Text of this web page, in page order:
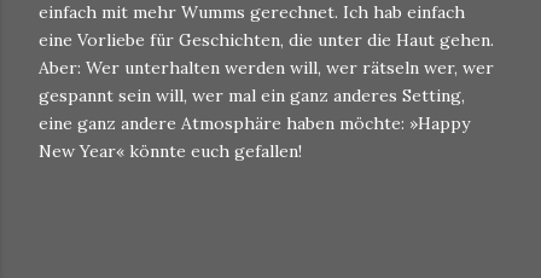
einfach mit mehr Wumms gerechnet. Ich hab einfach
eine Vorliebe für Geschichten, die unter die Haut gehen.
Aber: Wer unterhalten werden will, wer rätseln wer, wer
gespannt sein will, wer mal ein ganz anderes Setting,
eine ganz andere Atmosphäre haben möchte: »Happy
New Year« könnte euch gefallen!